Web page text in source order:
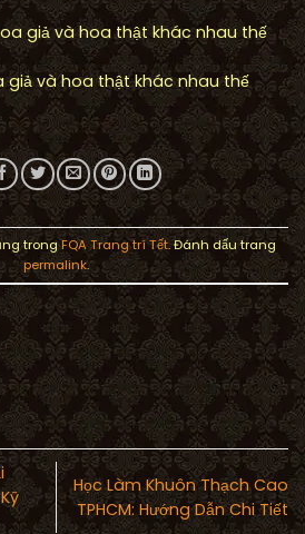
giả và hoa thật khác nhau thế
trongFQA Trang trí Tết. Đánh dấu trang
permalink.
Học Làm Khuôn Thạch Cao
TPHCM: Hướng Dẫn Chi Tiết